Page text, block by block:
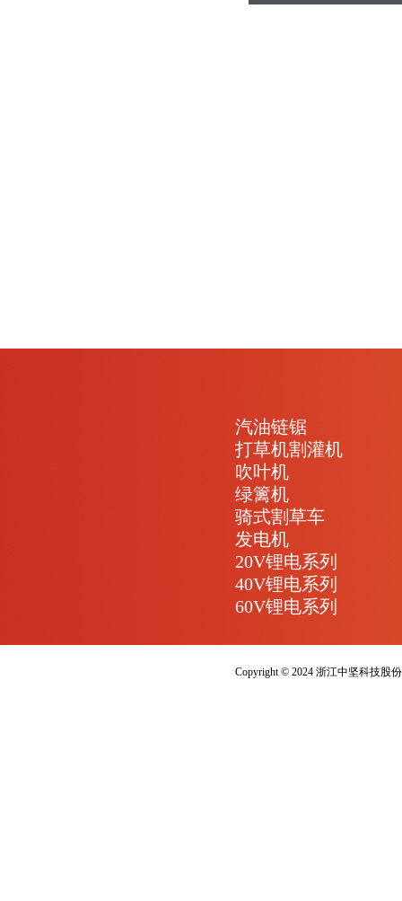
汽油链锯
打草机割灌机
吹叶机
绿篱机
骑式割草车
发电机
20V锂电系列
40V锂电系列
60V锂电系列
Copyright © 2024 浙江中坚科技股